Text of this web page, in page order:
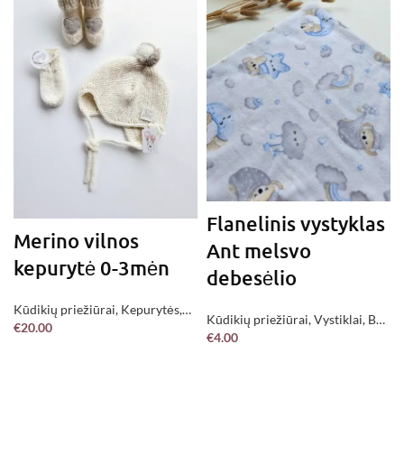
Merino vilnos
kepurytė 0-3mėn
Kūdikių priežiūrai, Kepurytės,
Be kategorijos
€20.00
Flanelinis vystyklas
Ant melsvo
debesėlio
Kūdikių priežiūrai,Vystiklai, Be
kategorijos
€4.00